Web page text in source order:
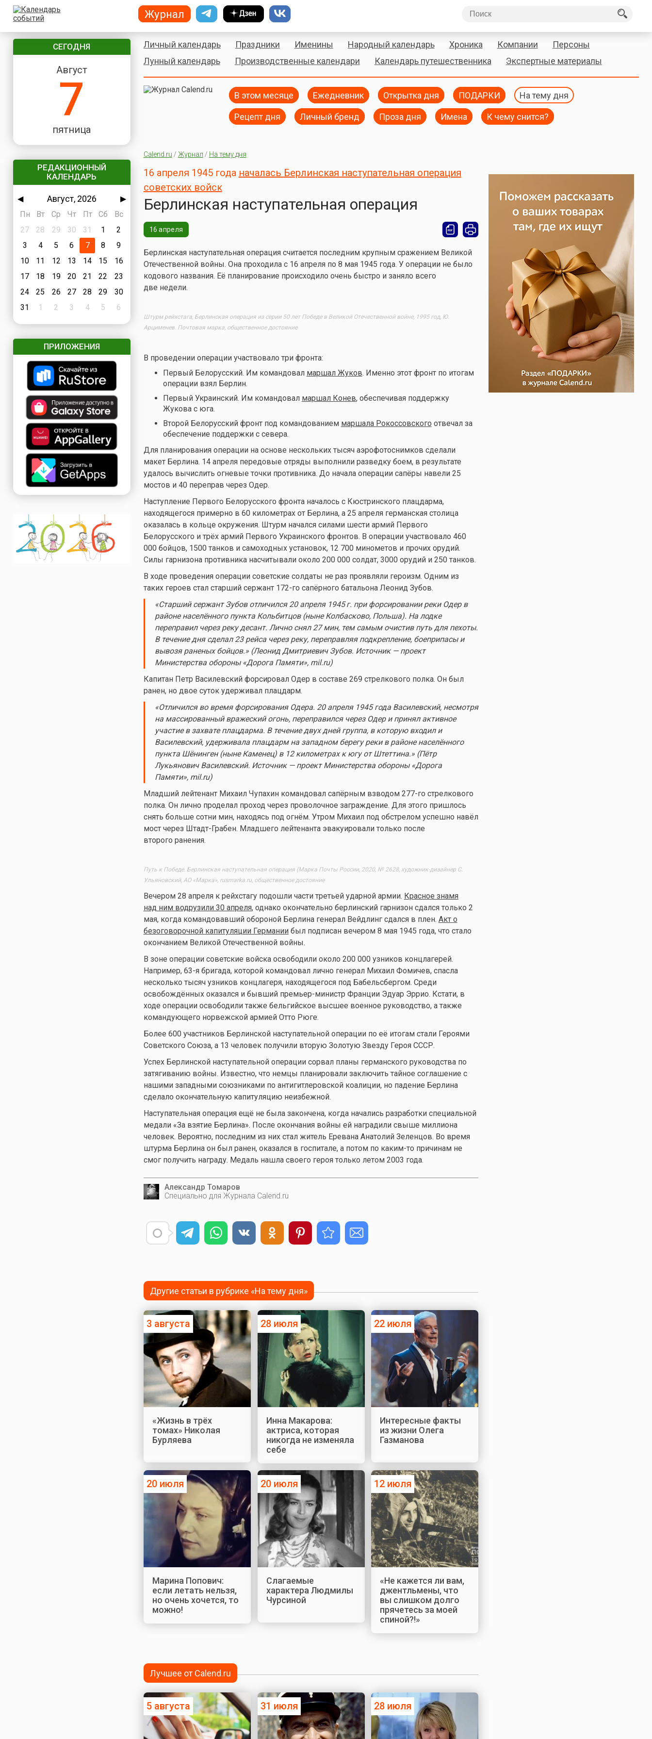
СЕГОДНЯ
Август
7
пятница
РЕДАКЦИОННЫЙ
КАЛЕНДАРЬ
◀ Август, 2026
▶
Пн
Вт Ср Чт Пт Сб
Вс
27
28 29 30 31 1
2
3
4 5 6 7 8
9
10
11 12 13 14 15
16
17
18 19 20 21 22
23
24
25 26 27 28 29
30
31
1 2 3 4 5 6
ПРИЛОЖЕНИЯ
Личный календарь Праздники Именины Народный календарь Хроника Компании
Персоны
Лунный календарь
Производственные календари Календарь путешественника Экспертные материалы
В этом месяце Ежедневник Открытка дня ПОДАРКИ На тему дня
Рецепт дня Личный бренд Проза дня Имена К чему снится?
Calend.ru / Журнал / На тему дня
16 апреля 1945 года началась Берлинская наступательная операция
советских войск
Берлинская наступательная операция
16 апреля
Берлинская наступательная операция считается последним крупным сражением Великой
Отечественной войны. Она проходила с 16 апреля по 8 мая 1945 года. У операции не было
кодового названия. Её планирование происходило очень быстро и заняло всего
две недели.
Штурм рейхстага, Берлинская операция из серии 50 лет Победе в Великой Отечественной войне, 1995 год, Ю.
Арцименев. Почтовая марка, общественное достояние
В проведении операции участвовало три фронта:
Первый Белорусский. Им командовал маршал Жуков. Именно этот фронт по итогам
операции взял Берлин.
Первый Украинский. Им командовал маршал Конев, обеспечивая поддержку
Жукова с юга.
Второй Белорусский фронт под командованием маршала Рокоссовского отвечал за
обеспечение поддержки с севера.
Для планирования операции на основе нескольких тысяч аэрофотоснимков сделали
макет Берлина. 14 апреля передовые отряды выполнили разведку боем, в результате
удалось вычислить огневые точки противника. До начала операции сапёры навели 25
мостов и 40 переправ через Одер.
Наступление Первого Белорусского фронта началось с Кюстринского плацдарма,
находящегося примерно в 60 километрах от Берлина, а 25 апреля германская столица
оказалась в кольце окружения. Штурм начался силами шести армий Первого
Белорусского и трёх армий Первого Украинского фронтов. В операции участвовало 460
000 бойцов, 1500 танков и самоходных установок, 12 700 минометов и прочих орудий.
Силы гарнизона противника насчитывали около 200 000 солдат, 3000 орудий и 250 танков.
В ходе проведения операции советские солдаты не раз проявляли героизм. Одним из
таких героев стал старший сержант 172-го сапёрного батальона Леонид Зубов.
«Старший сержант Зубов отличился 20 апреля 1945 г. при форсировании реки Одер в
районе населённого пункта Кольбитцов (ныне Колбасково, Польша). На лодке
переправил через реку десант. Лично снял 27 мин, тем самым очистив путь для пехоты.
В течение дня сделал 23 рейса через реку, переправляя подкрепление, боеприпасы и
вывозя раненых бойцов.» (Леонид Дмитриевич Зубов. Источник — проект
Министерства обороны «Дорога Памяти», mil.ru)
Капитан Петр Василевский форсировал Одер в составе 269 стрелкового полка. Он был
ранен, но двое суток удерживал плацдарм.
«Отличился во время форсирования Одера. 20 апреля 1945 года Василевский, несмотря
на массированный вражеский огонь, переправился через Одер и принял активное
участие в захвате плацдарма. В течение двух дней группа, в которую входил и
Василевский, удерживала плацдарм на западном берегу реки в районе населённого
пункта Шёнинген (ныне Каменец) в 12 километрах к югу от Штеттина.» (Пётр
Лукьянович Василевский. Источник — проект Министерства обороны «Дорога
Памяти», mil.ru)
Младший лейтенант Михаил Чупахин командовал сапёрным взводом 277-го стрелкового
полка. Он лично проделал проход через проволочное заграждение. Для этого пришлось
снять больше сотни мин, находясь под огнём. Утром Михаил под обстрелом успешно навёл
мост через Штадт-Грабен. Младшего лейтенанта эвакуировали только после
второго ранения.
Путь к Победе. Берлинская наступательная операция (Марка Почты России, 2020, № 2628, художник-дизайнер С.
Ульяновский, АО «Марка», rusmarka.ru, общественное достояние
Вечером 28 апреля к рейхстагу подошли части третьей ударной армии. Красное знамя
над ним водрузили 30 апреля, однако окончательно берлинский гарнизон сдался только 2
мая, когда командовавший обороной Берлина генерал Вейдлинг сдался в плен. Акт о
безоговорочной капитуляции Германиибыл подписан вечером 8 мая 1945 года, что стало
окончанием Великой Отечественной войны.
В зоне операции советские войска освободили около 200 000 узников концлагерей.
Например, 63-я бригада, которой командовал лично генерал Михаил Фомичев, спасла
несколько тысяч узников концлагеря, находящегося под Бабельсбергом. Среди
освобождённых оказался и бывший премьер-министр Франции Эдуар Эррио. Кстати, в
ходе операции освободили также бельгийское высшее военное руководство, а также
командующего норвежской армией Отто Рюге.
Более 600 участников Берлинской наступательной операции по её итогам стали Героями
Советского Союза, а 13 человек получили вторую Золотую Звезду Героя СССР.
Успех Берлинской наступательной операции сорвал планы германского руководства по
затягиванию войны. Известно, что немцы планировали заключить тайное соглашение с
нашими западными союзниками по антигитлеровской коалиции, но падение Берлина
сделало окончательную капитуляцию неизбежной.
Наступательная операция ещё не была закончена, когда начались разработки специальной
медали «За взятие Берлина». После окончания войны ей наградили свыше миллиона
человек. Вероятно, последним из них стал житель Еревана Анатолий Зеленцов. Во время
штурма Берлина он был ранен, оказался в госпитале, а потом по каким-то причинам не
смог получить награду. Медаль нашла своего героя только летом 2003 года.
Александр Томаров
Специально для Журнала Calend.ru
Другие статьи в рубрике «На тему дня»
3 августа
«Жизнь в трёх
томах» Николая
Бурляева
28 июля
Инна Макарова:
актриса, которая
никогда не изменяла
себе
22 июля
Интересные факты
из жизни Олега
Газманова
20 июля
Марина Попович:
если летать нельзя,
но очень хочется, то
можно!
20 июля
Слагаемые
характера Людмилы
Чурсиной
12 июля
«Не кажется ли вам,
джентльмены, что
вы слишком долго
прячетесь за моей
спиной?!»
Лучшее от Calend.ru
5 августа 31 июля 28 июля
Журнал